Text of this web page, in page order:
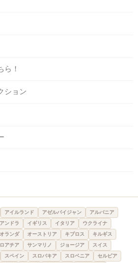
ら！
ション
アイルランド アゼルバイジャン
アルバニア
アンドラ イギリス イタリア
ウクライナ
オランダ オーストリア キプロス
キルギス
アチア サンマリノ ジョージア
スイス
スペイン スロバキア スロベニア
セルビア